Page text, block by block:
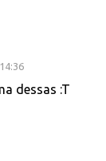
dessas :T